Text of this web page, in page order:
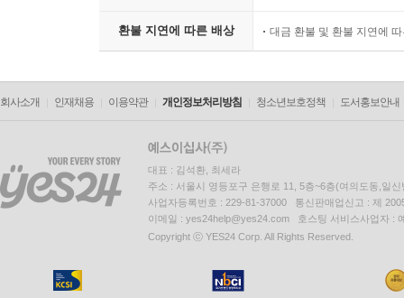
환불 지연에 따른 배상 대금 환불 및 환불 지연에
회사소개 인재채용 이용약관 개인정보처리방침 청소년보호정책 도서홍보안내
대표 : 김석환, 최세라
주소 : 서울시 영등포구 은행로 11, 5층~6층(여의도동,일신
사업자등록번호 : 229-81-37000 통신판매업신고 : 제
이메일 : yes24help@yes24.com 호스팅 서비스사업자 :
Copyright ⓒ YES24 Corp. All Rights Reserved.